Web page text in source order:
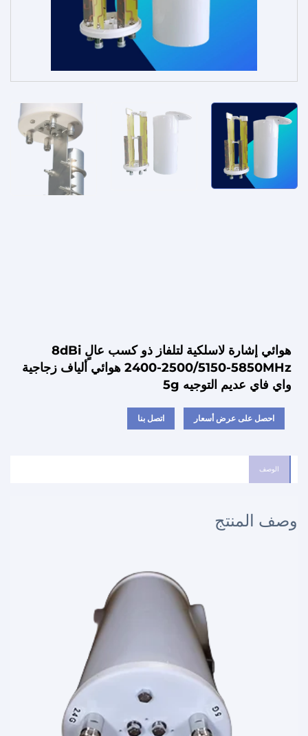
هوائي إشارة لاسلكية لتلفاز ذو كسب عالٍ 8dBi
2400-2500/5150-5850MHz هوائي ألياف زجاجية
واي فاي عديم التوجيه 5g
احصل على عرض أسعار اتصل بنا
الوصف
وصف المنتج